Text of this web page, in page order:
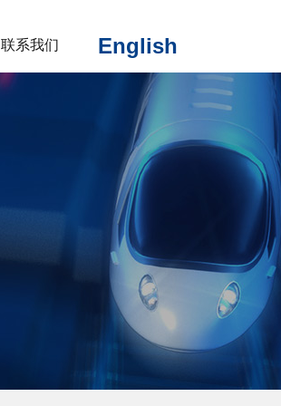
联系我们 English